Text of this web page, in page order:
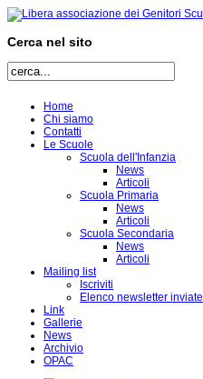
Cerca nel sito
Home
Chi siamo
Contatti
Le Scuole
Scuola dell'Infanzia
News
Articoli
Scuola Primaria
News
Articoli
Scuola Secondaria
News
Articoli
Mailing list
Iscriviti
Elenco newsletter inviate
Link
Gallerie
News
Archivio
OPAC